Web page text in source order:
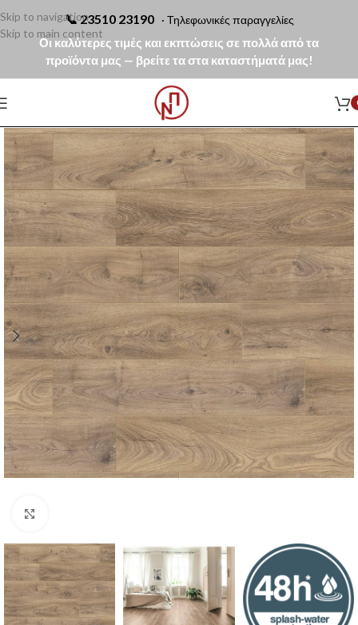
📞23510 23190 · Τηλεφωνικές παραγγελίες
Οι καλύτερες τιμές και εκπτώσεις σε πολλά από τα
προϊόντα μας — βρείτε τα στα καταστήματά μας!
Skip to navigation
Skip to main content